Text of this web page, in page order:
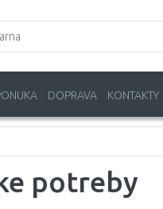
DOPRAVA KONTAKTY
potreby